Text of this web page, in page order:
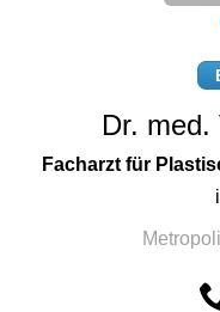
Dr. med.
Facharzt für